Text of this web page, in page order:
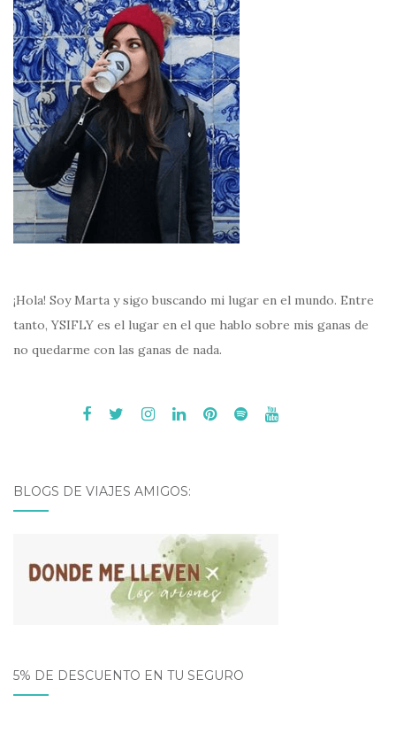
¡Hola! Soy Marta y sigo buscando mi lugar en el mundo. Entre
tanto, YSIFLY es el lugar en el que hablo sobre mis ganas de
no quedarme con las ganas de nada.
BLOGS DE VIAJES AMIGOS:
5% DE DESCUENTO EN TU SEGURO